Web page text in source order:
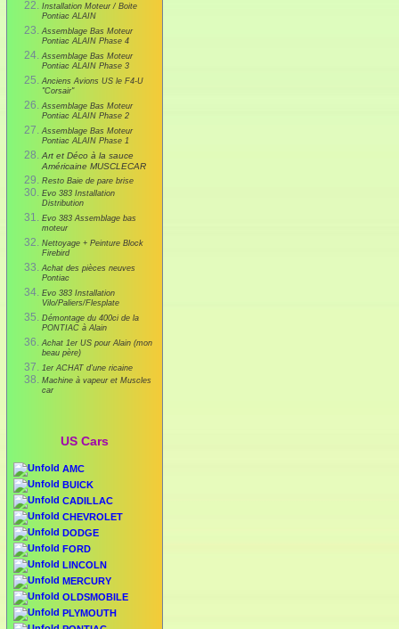
Installation Moteur / Boite
Pontiac ALAIN
Assemblage Bas Moteur
Pontiac ALAIN Phase 4
Assemblage Bas Moteur
Pontiac ALAIN Phase 3
Anciens Avions US le F4-U
"Corsair"
Assemblage Bas Moteur
Pontiac ALAIN Phase 2
Assemblage Bas Moteur
Pontiac ALAIN Phase 1
Art et Déco à la sauce
Américaine MUSCLECAR
Resto Baie de pare brise
Evo 383 Installation
Distribution
Evo 383 Assemblage bas
moteur
Nettoyage + Peinture Block
Firebird
Achat des pièces neuves
Pontiac
Evo 383 Installation
Vilo/Paliers/Flesplate
Démontage du 400ci de la
PONTIAC à Alain
Achat 1er US pour Alain (mon
beau père)
1er ACHAT d'une ricaine
Machine à vapeur et Muscles
car
US Cars
AMC
BUICK
CADILLAC
CHEVROLET
DODGE
FORD
LINCOLN
MERCURY
OLDSMOBILE
PLYMOUTH